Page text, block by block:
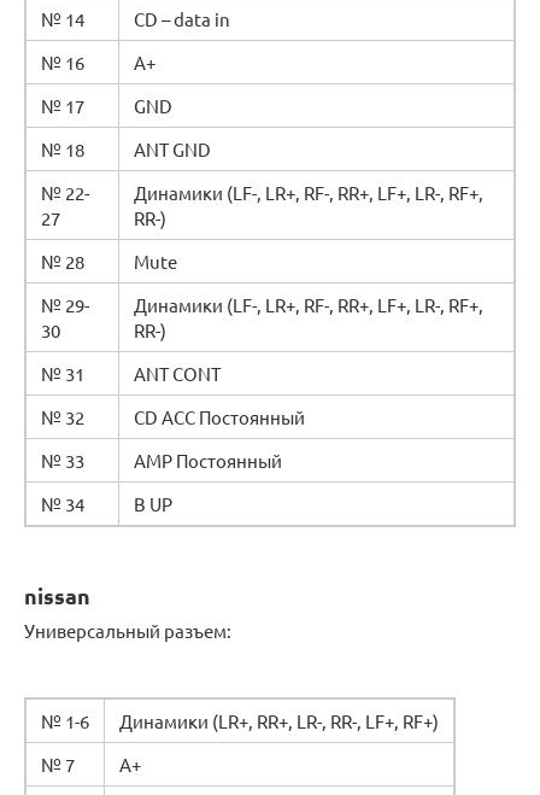
№ 14
CD – data in
№ 16
A+
№ 17
GND
№ 18
ANT GND
№ 22-
27
Динамики (LF-, LR+, RF-, RR+, LF+, LR-, RF+,
RR-)
№ 28
Mute
№ 29-
30
Динамики (LF-, LR+, RF-, RR+, LF+, LR-, RF+,
RR-)
№ 31
ANT CONT
№ 32
CD ACC Постоянный
№ 33
AMP Постоянный
№ 34
B UP
nissan
Универсальный разъем:
№ 1-6
Динамики (LR+, RR+, LR-, RR-, LF+, RF+)
№ 7
А+